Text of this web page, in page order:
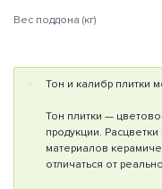
Вес поддона (кг)
Тон и калибр плитки
Тон плитки —
продукции. Расцветки
материалов
отличаться от